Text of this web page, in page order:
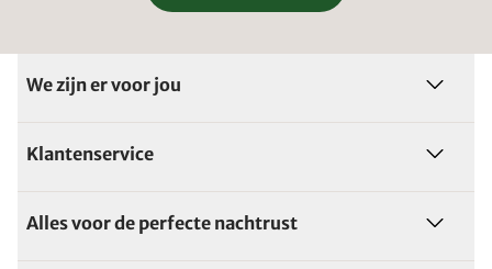
We zijn er voor jou
Klantenservice
Alles voor de perfecte nachtrust